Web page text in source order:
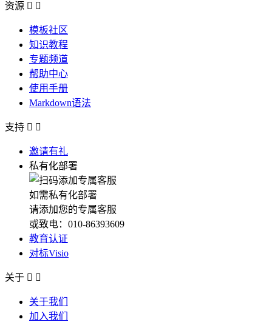
资源  
模板社区
知识教程
专题频道
帮助中心
使用手册
Markdown语法
支持  
邀请有礼
私有化部署
如需私有化部署
请添加您的专属客服
或致电：010-86393609
教育认证
对标Visio
关于  
关于我们
加入我们